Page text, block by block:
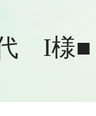
代 I様■